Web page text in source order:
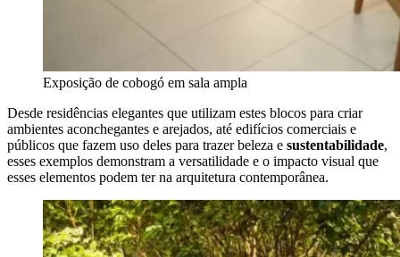
Exposição de cobogó em sala ampla
Desde residências elegantes que utilizam estes blocos para criar
ambientes aconchegantes e arejados, até edifícios comerciais e
públicos que fazem uso deles para trazer beleza e sustentabilidade,
esses exemplos demonstram a versatilidade e o impacto visual que
esses elementos podem ter na arquitetura contemporânea.